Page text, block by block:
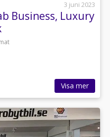
3 juni 2023
Business, Luxury
Visa mer